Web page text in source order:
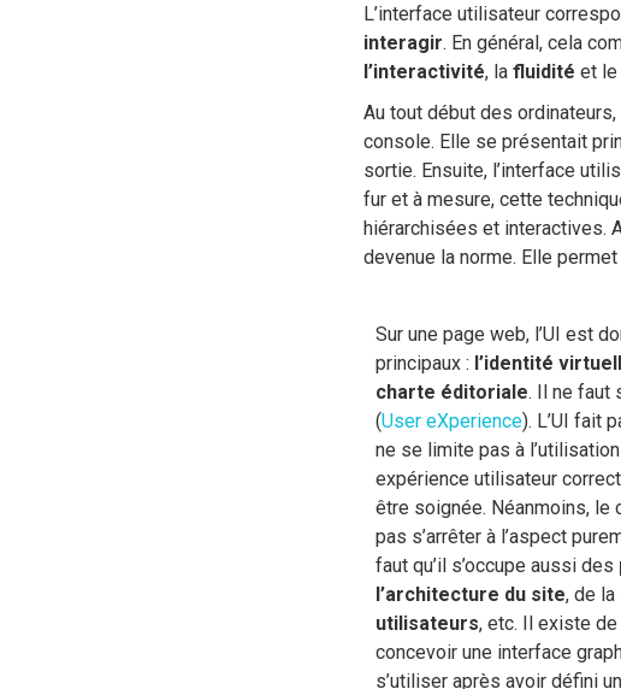
L’interface utilisateur
interagir. En général, cela
l’interactivité, la fluidité et le
Au tout début des
console. Elle se présentait
sortie. Ensuite, l’interface
fur et à mesure, cette
hiérarchisées et interactives.
devenue la norme. Elle
Sur une page web, l’UI est
principaux : l’identité
charte éditoriale. Il ne faut
(User eXperience). L’UI fait
ne se limite pas à
expérience utilisateur
être soignée. Néanmoins, le
pas s’arrêter à l’aspect
faut qu’il s’occupe aussi des
l’architecture du site, de la
utilisateurs, etc. Il existe
concevoir une interface
s’utiliser après avoir défini